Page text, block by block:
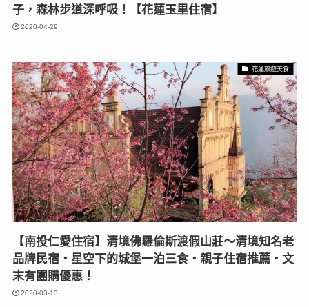
子，森林步道深呼吸！【花蓮玉里住宿】
2020-04-29
花蓮旅遊美食
【南投仁愛住宿】清境佛羅倫斯渡假山莊〜清境知名老
品牌民宿‧星空下的城堡一泊三食‧親子住宿推薦‧文
末有團購優惠！
2020-03-13